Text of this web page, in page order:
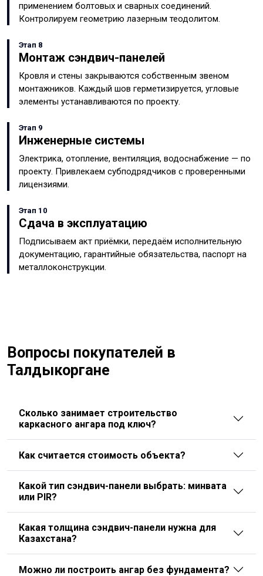
применением болтовых и сварных соединений.
Контролируем геометрию лазерным теодолитом.
Этап 8
Монтаж сэндвич-панелей
Кровля и стены закрываются собственным звеном
монтажников. Каждый шов герметизируется, угловые
элементы устанавливаются по проекту.
Этап 9
Инженерные системы
Электрика, отопление, вентиляция, водоснабжение — по
проекту. Привлекаем субподрядчиков с проверенными
лицензиями.
Этап 10
Сдача в эксплуатацию
Подписываем акт приёмки, передаём исполнительную
документацию, гарантийные обязательства, паспорт на
металлоконструкции.
Вопросы покупателей в
Талдыкоргане
Сколько занимает строительство
каркасного ангара под ключ?
Как считается стоимость объекта?
Какой тип сэндвич-панели выбрать: минвата
или PIR?
Какая толщина сэндвич-панели нужна для
Казахстана?
Можно ли построить ангар без фундамента?